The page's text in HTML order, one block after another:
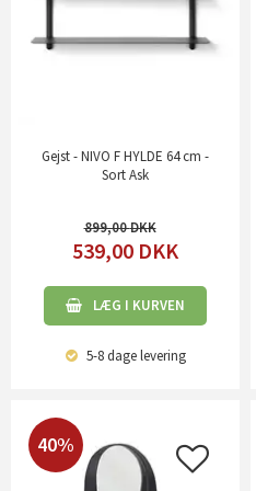
Gejst - NIVO F HYLDE 64 cm -
Sort Ask
899,00
539,00 DKK
LÆG I KURVEN
5-8 dagelevering
40%